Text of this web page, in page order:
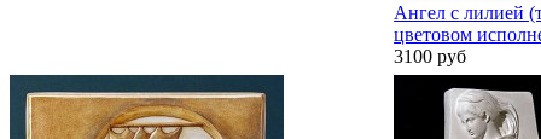
Ангел с лилией
цветовом
3100 руб